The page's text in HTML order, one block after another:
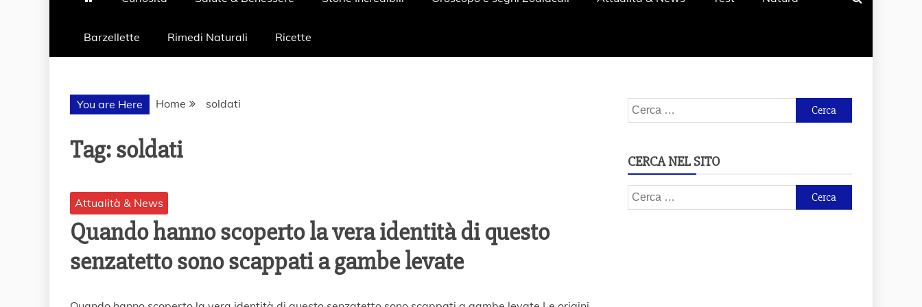
Barzellette Rimedi Naturali Ricette
You are Here Home soldati
Tag:soldati
Attualità & News
Quando hanno scoperto la vera identità di questo
senzatetto sono scappati a gambe levate
4
Ricerca
per:
CERCA NEL SITO
Ricerca
per: